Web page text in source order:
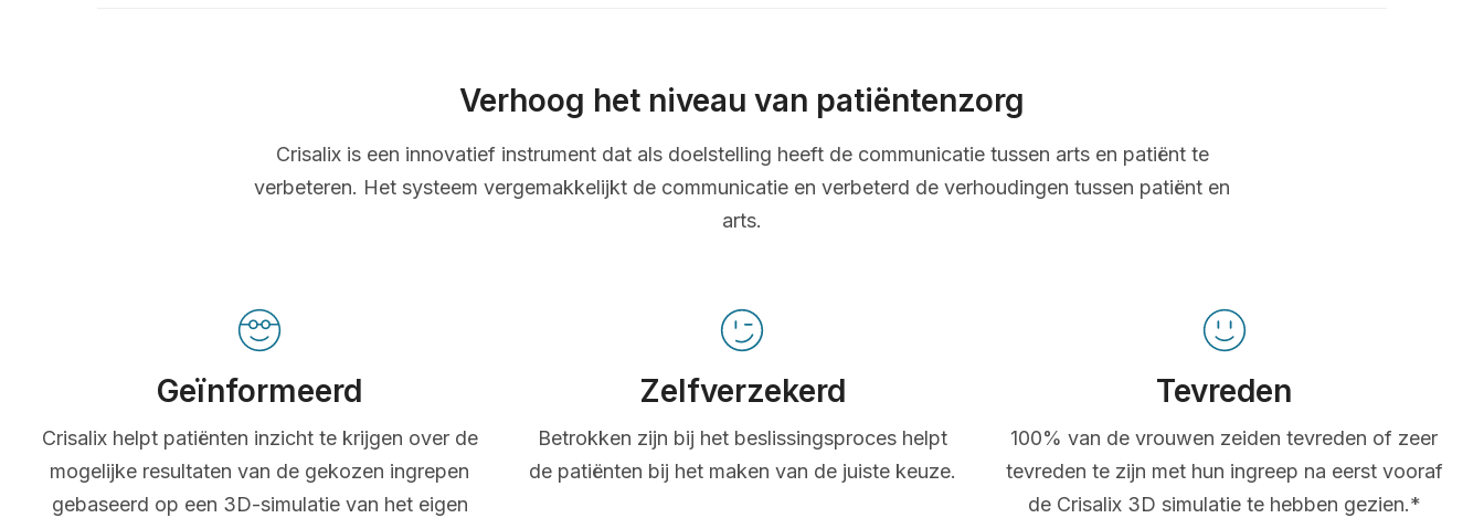
Verhoog het niveau van patiëntenzorg
Crisalix is een innovatief instrument dat als doelstelling heeft de communicatie tussen arts en patiënt te
verbeteren. Het systeem vergemakkelijkt de communicatie en verbeterd de verhoudingen tussen patiënt en
arts.
Geïnformeerd
Crisalix helpt patiënten inzicht te krijgen over de
mogelijke resultaten van de gekozen ingrepen
gebaseerd op een 3D-simulatie van het eigen
Zelfverzekerd
Betrokken zijn bij het beslissingsproces helpt
de patiënten bij het maken van de juiste keuze.
Tevreden
100% van de vrouwen zeiden tevreden of zeer
tevreden te zijn met hun ingreep na eerst vooraf
de Crisalix 3D simulatie te hebben gezien.*